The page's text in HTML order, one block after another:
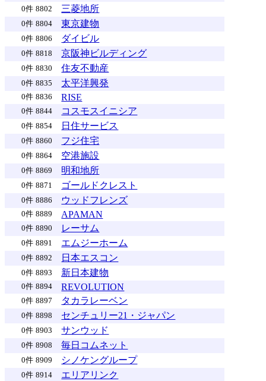
0件 8802 三菱地所
0件 8804 東京建物
0件 8806 ダイビル
0件 8818 京阪神ビルディング
0件 8830 住友不動産
0件 8835 太平洋興発
0件 8836 RISE
0件 8844 コスモスイニシア
0件 8854 日住サービス
0件 8860 フジ住宅
0件 8864 空港施設
0件 8869 明和地所
0件 8871 ゴールドクレスト
0件 8886 ウッドフレンズ
0件 8889 APAMAN
0件 8890 レーサム
0件 8891 エムジーホーム
0件 8892 日本エスコン
0件 8893 新日本建物
0件 8894 REVOLUTION
0件 8897 タカラレーベン
0件 8898 センチュリー21・ジャパン
0件 8903 サンウッド
0件 8908 毎日コムネット
0件 8909 シノケングループ
0件 8914 エリアリンク